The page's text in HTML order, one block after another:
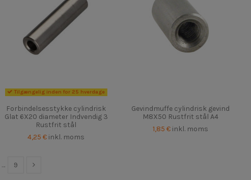
Tilgængelig inden for 25 hverdage
Forbindelsesstykke cylindrisk
Glat 6X20 diameter Indvendig 3
Rustfrit stål
4,25 € inkl. moms
Gevindmuffe cylindrisk gevind
M8X50 Rustfrit stål A4
1,85 € inkl. moms
… 9